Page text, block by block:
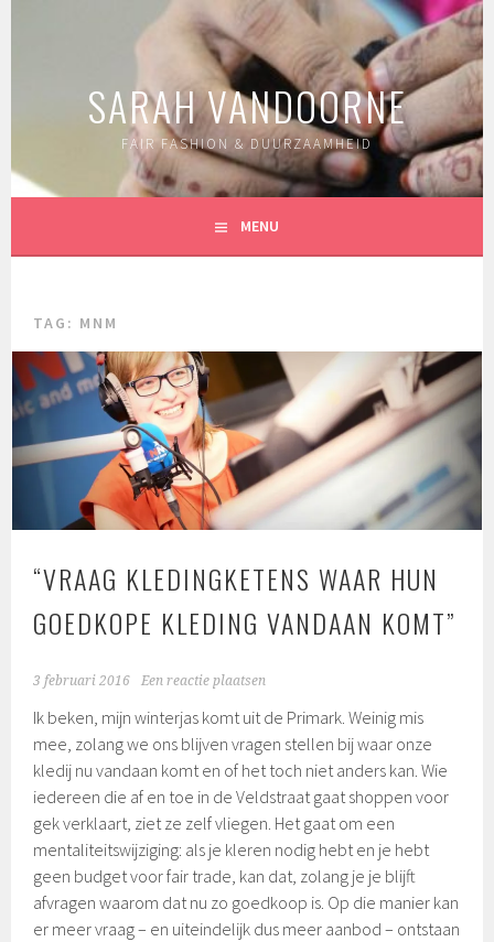
SARAH VANDOORNE
FAIR FASHION & DUURZAAMHEID
MENU
TAG: MNM
“VRAAG KLEDINGKETENS WAAR HUN
GOEDKOPE KLEDING VANDAAN KOMT”
3 februari 2016 Een reactie plaatsen
Ik beken, mijn winterjas komt uit de Primark. Weinig mis
mee, zolang we ons blijven vragen stellen bij waar onze
kledij nu vandaan komt en of het toch niet anders kan. Wie
iedereen die af en toe in de Veldstraat gaat shoppen voor
gek verklaart, ziet ze zelf vliegen. Het gaat om een
mentaliteitswijziging: als je kleren nodig hebt en je hebt
geen budget voor fair trade, kan dat, zolang je je blijft
afvragen waarom dat nu zo goedkoop is. Op die manier kan
er meer vraag – en uiteindelijk dus meer aanbod – ontstaan